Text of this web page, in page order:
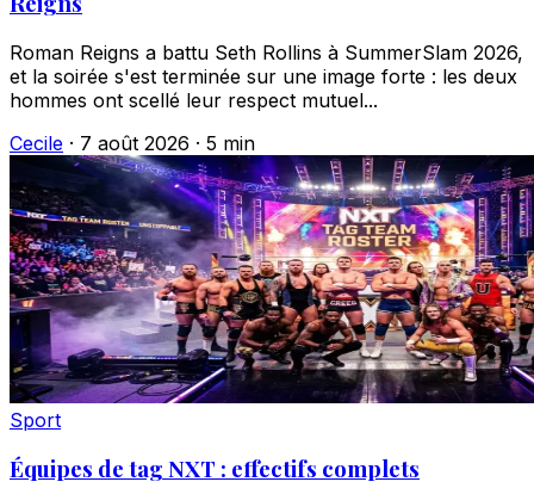
Roman Reigns a battu Seth Rollins à SummerSlam 2026,
et la soirée s'est terminée sur une image forte : les deux
hommes ont scellé leur respect mutuel...
Cecile · 7 août 2026 · 5 min
Sport
Équipes de tag NXT : effectifs complets